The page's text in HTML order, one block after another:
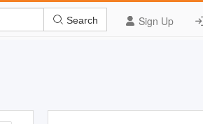
Sign Up
Search